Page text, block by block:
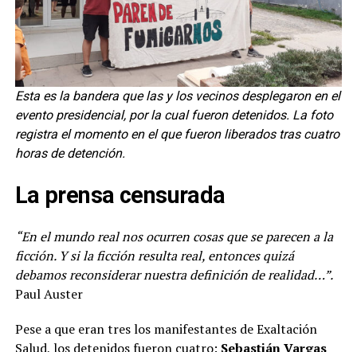
Esta es la bandera que las y los vecinos desplegaron en el
evento presidencial, por la cual fueron detenidos. La foto
registra el momento en el que fueron liberados tras cuatro
horas de detención.
La prensa censurada
“En el mundo real nos ocurren cosas que se parecen a la
ficción. Y si la ficción resulta real, entonces quizá
debamos reconsiderar nuestra definición de realidad…”.
Paul Auster
Pese a que eran tres los manifestantes de Exaltación
Salud, los detenidos fueron cuatro: Sebastián Vargas